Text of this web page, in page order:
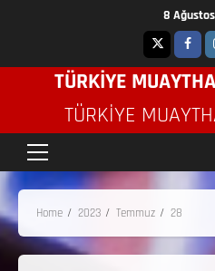
8
TÜRKİYE
TÜRKIYE
Home 2023 Temmuz 28